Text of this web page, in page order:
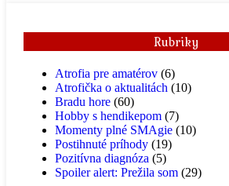
Rubriky
Atrofia pre amatérov(6)
Atrofička o aktualitách (10)
Bradu hore(60)
Hobby s hendikepom(7)
Momenty plné SMAgie(10)
Postihnuté príhody(19)
Pozitívna diagnóza (5)
Spoiler alert: Prežila som(29)